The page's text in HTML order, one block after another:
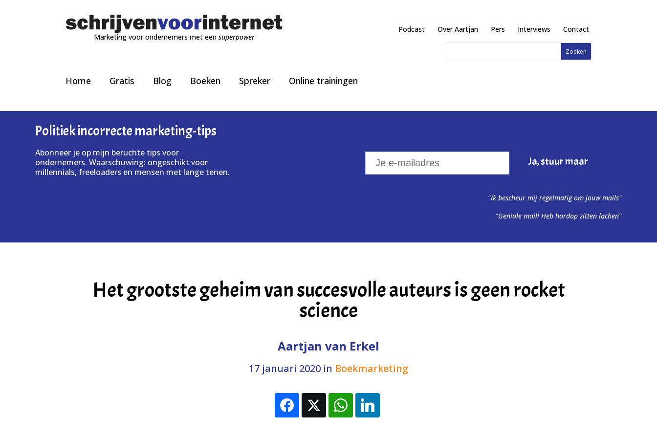
Marketing voor ondernemers met eensuperpower
Podcast Over Aartjan Pers Interviews Contact
Home Gratis Blog Boeken Spreker Online trainingen
Politiek incorrecte marketing-tips
Abonneer je op mijn beruchte tips voor
ondernemers. Waarschuwing: ongeschikt voor
millennials, freeloaders en mensen met lange tenen.
"Ik bescheur mij regelmatig om jouw mails"
"Geniale mail! Heb hardop zitten lachen"
Het grootste geheim van succesvolle auteurs is geen rocket
science
Aartjan van Erkel
17 januari 2020 in Boekmarketing